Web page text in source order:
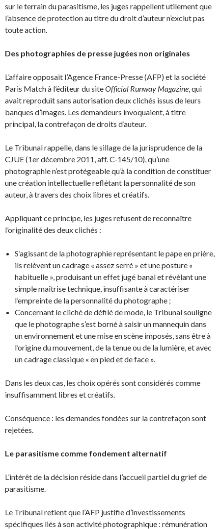
sur le terrain du parasitisme, les juges rappellent utilement que
l’absence de protection au titre du droit d’auteur n’exclut pas
toute action.
Des photographies de presse jugées non originales
L’affaire opposait l’Agence France-Presse (AFP) et la société
Paris Match à l’éditeur du siteOfficial Runway Magazine, qui
avait reproduit sans autorisation deux clichés issus de leurs
banques d’images. Les demandeurs invoquaient, à titre
principal, la contrefaçon de droits d’auteur.
Le Tribunal rappelle, dans le sillage de la jurisprudence de la
CJUE (1er décembre 2011, aff. C-145/10), qu’une
photographie n’est protégeable qu’à la condition de constituer
une création intellectuelle reflétant la personnalité de son
auteur, à travers des choix libres et créatifs.
Appliquant ce principe, les juges refusent de reconnaître
l’originalité des deux clichés :
S’agissant de la photographie représentant le pape en prière,
ils relèvent un cadrage « assez serré » et une posture «
habituelle », produisant un effet jugé banal et révélant une
simple maîtrise technique, insuffisante à caractériser
l’empreinte de la personnalité du photographe ;
Concernant le cliché de défilé de mode, le Tribunal souligne
que le photographe s’est borné à saisir un mannequin dans
un environnement et une mise en scène imposés, sans être à
l’origine du mouvement, de la tenue ou de la lumière, et avec
un cadrage classique « en pied et de face ».
Dans les deux cas, les choix opérés sont considérés comme
insuffisamment libres et créatifs.
Conséquence : les demandes fondées sur la contrefaçon sont
rejetées.
Le parasitisme comme fondement alternatif
L’intérêt de la décision réside dans l’accueil partiel du grief de
parasitisme.
Le Tribunal retient que l’AFP justifie d’investissements
spécifiques liés à son activité photographique : rémunération